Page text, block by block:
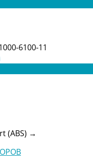
6100-11
(ABS) →